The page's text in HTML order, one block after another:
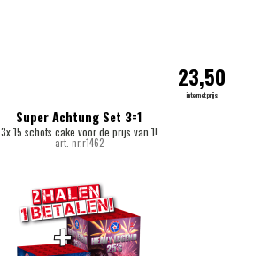
Super Achtung Set 3=1
3x 15 schots cake voor de prijs van 1!
art. nr.r1462
23,50
internetprijs